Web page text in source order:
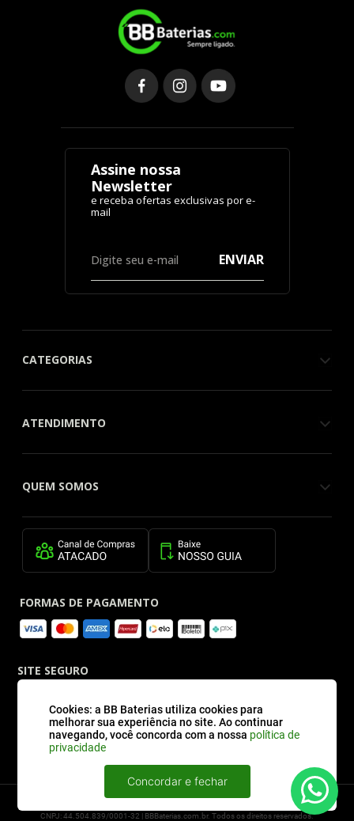
Cookies: a BB Baterias utiliza cookies para
melhorar sua experiência no site. Ao continuar
navegando, você concorda com a nossa política de
privacidade
Concordar e fechar
Assine nossa
Newsletter
ENVIAR
CATEGORIAS
ATENDIMENTO
QUEM SOMOS
FORMAS DE PAGAMENTO
SITE SEGURO
2026 © BBBaterias® é marca registrada de BB BATERIAS SOLUCOES EM ENERGIA E
CNPJ: 44.504.839/0001-32 | BBBaterias.com.br. Todos os direitos reservados.